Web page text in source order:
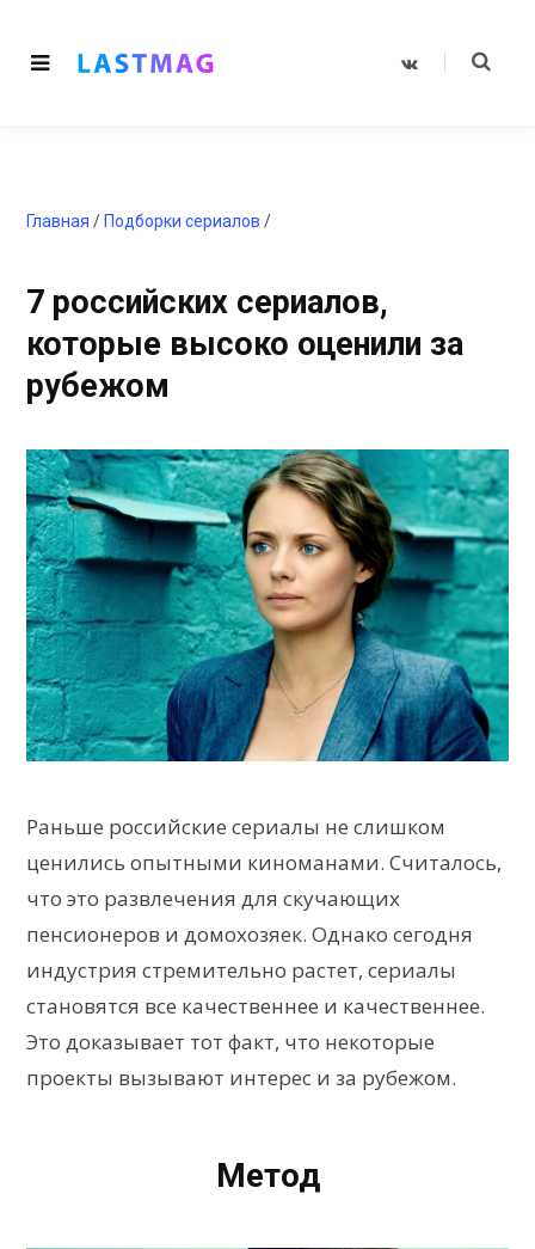
V
Главная / Подборки сериалов /
7 российских сериалов,
которые высоко оценили за
рубежом
Раньше российские сериалы не слишком
ценились опытными киноманами. Считалось,
что это развлечения для скучающих
пенсионеров и домохозяек. Однако сегодня
индустрия стремительно растет, сериалы
становятся все качественнее и качественнее.
Это доказывает тот факт, что некоторые
проекты вызывают интерес и за рубежом.
Метод